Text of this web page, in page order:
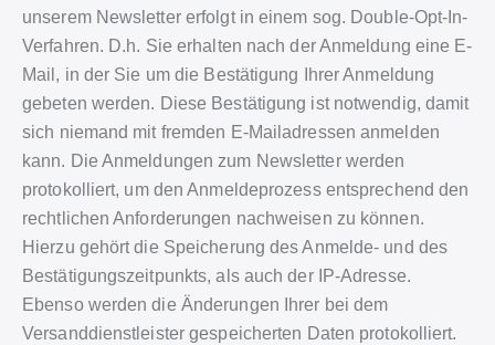
unserem Newsletter erfolgt in einem sog. Double-Opt-In-
Verfahren. D.h. Sie erhalten nach der Anmeldung eine E-
Mail, in der Sie um die Bestätigung Ihrer Anmeldung
gebeten werden. Diese Bestätigung ist notwendig, damit
sich niemand mit fremden E-Mailadressen anmelden
kann. Die Anmeldungen zum Newsletter werden
protokolliert, um den Anmeldeprozess entsprechend den
rechtlichen Anforderungen nachweisen zu können.
Hierzu gehört die Speicherung des Anmelde- und des
Bestätigungszeitpunkts, als auch der IP-Adresse.
Ebenso werden die Änderungen Ihrer bei dem
Versanddienstleister gespeicherten Daten protokolliert.